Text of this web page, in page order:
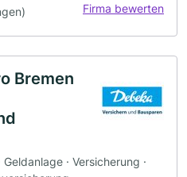
Firma bewerten
Bremen
· Versicherung ·